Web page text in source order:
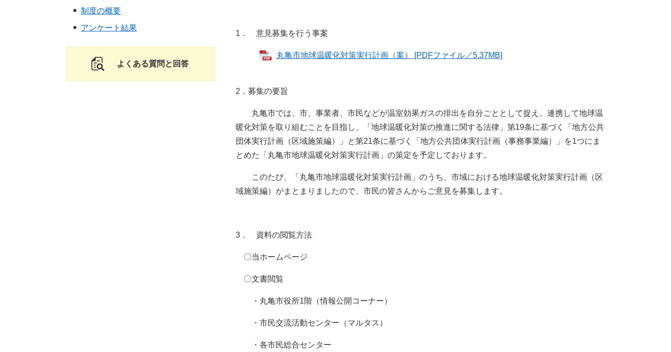
1． 意見募集を行う事案
丸亀市地球温暖化対策実行計画（案） [PDFファイル／5.37MB]
2．募集の要旨
丸亀市では、市、事業者、市民などが温室効果ガスの排出を自分ごととして捉え、連携して地球温
暖化対策を取り組むことを目指し、「地球温暖化対策の推進に関する法律」第19条に基づく「地方公共
団体実行計画（区域施策編）」と第21条に基づく「地方公共団体実行計画（事務事業編）」を1つにま
とめた「丸亀市地球温暖化対策実行計画」の策定を予定しております。
このたび、「丸亀市地球温暖化対策実行計画」のうち、市域における地球温暖化対策実行計画（区
域施策編）がまとまりましたので、市民の皆さんからご意見を募集します。
3． 資料の閲覧方法
〇当ホームページ
〇文書閲覧
・丸亀市役所1階（情報公開コーナー）
・市民交流活動センター（マルタス）
・各市民総合センター
制度の概要
アンケート結果
よくある質問と回答